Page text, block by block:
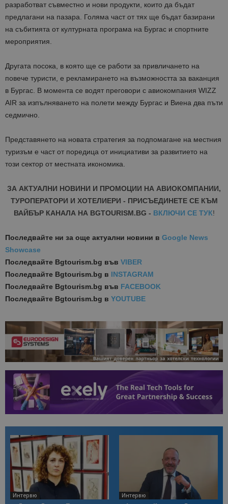
разработват съвместно и нови продукти, които да бъдат
предлагани на пазара. Голяма част от тях ще бъдат базирани
на събитията от културната програма на Бургас и спортните
мероприятия.
Другата посока, в която ще се работи за привличането на
повече туристи, е рекламирането на възможността за ваканция
в Бургас. В момента се водят преговори с авиокомпания WIZZ
AIR за изпълняването на полети между Бургас и Виена два пъти
седмично.
Представянето на новата стратегия за подпомагане на местния
туризъм е част от поредица от инициативи за развитието на
този сектор от местната икономика.
ЗА АКТУАЛНИ НОВИНИ И ПРОМОЦИИ НА АВИОКОМПАНИИ,
ТУРОПЕРАТОРИ И ХОТЕЛИЕРИ - ПРИСЪЕДИНЕТЕ СЕ КЪМ
ВАЙБЪР КАНАЛА НА BGTOURISM.BG - ВКЛЮЧИ СЕ ТУК!
Последвайте ни за още актуални новини в Google News
Showcase
Последвайте Bgtourism.bg във VIBER
Последвайте Bgtourism.bg в INSTAGRAM
Последвайте Bgtourism.bg във FACEBOOK
Последвайте Bgtourism.bg в YOUTUBE
Интервю Интервю